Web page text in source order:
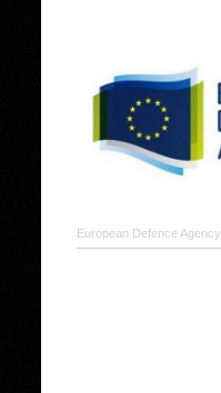
European Defence Agency